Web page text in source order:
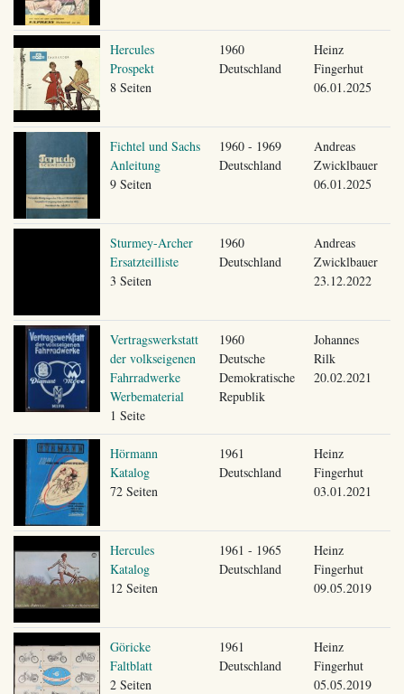
Hercules
Prospekt
8 Seiten
1960
Deutschland
Heinz
Fingerhut
06.01.2025
Fichtel und Sachs
Anleitung
9 Seiten
1960 - 1969
Deutschland
Andreas
Zwicklbauer
06.01.2025
Sturmey-Archer
Ersatzteilliste
3 Seiten
1960
Deutschland
Andreas
Zwicklbauer
23.12.2022
Vertragswerkstatt
der volkseigenen
Fahrradwerke
Werbematerial
1 Seite
1960
Deutsche
Demokratische
Republik
Johannes
Rilk
20.02.2021
Hörmann
Katalog
72 Seiten
1961
Deutschland
Heinz
Fingerhut
03.01.2021
Hercules
Katalog
12 Seiten
1961 - 1965
Deutschland
Heinz
Fingerhut
09.05.2019
Göricke
Faltblatt
2 Seiten
1961
Deutschland
Heinz
Fingerhut
05.05.2019